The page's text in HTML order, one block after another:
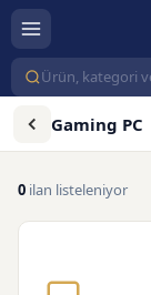
Gaming PC
0 ilan listeleniyor